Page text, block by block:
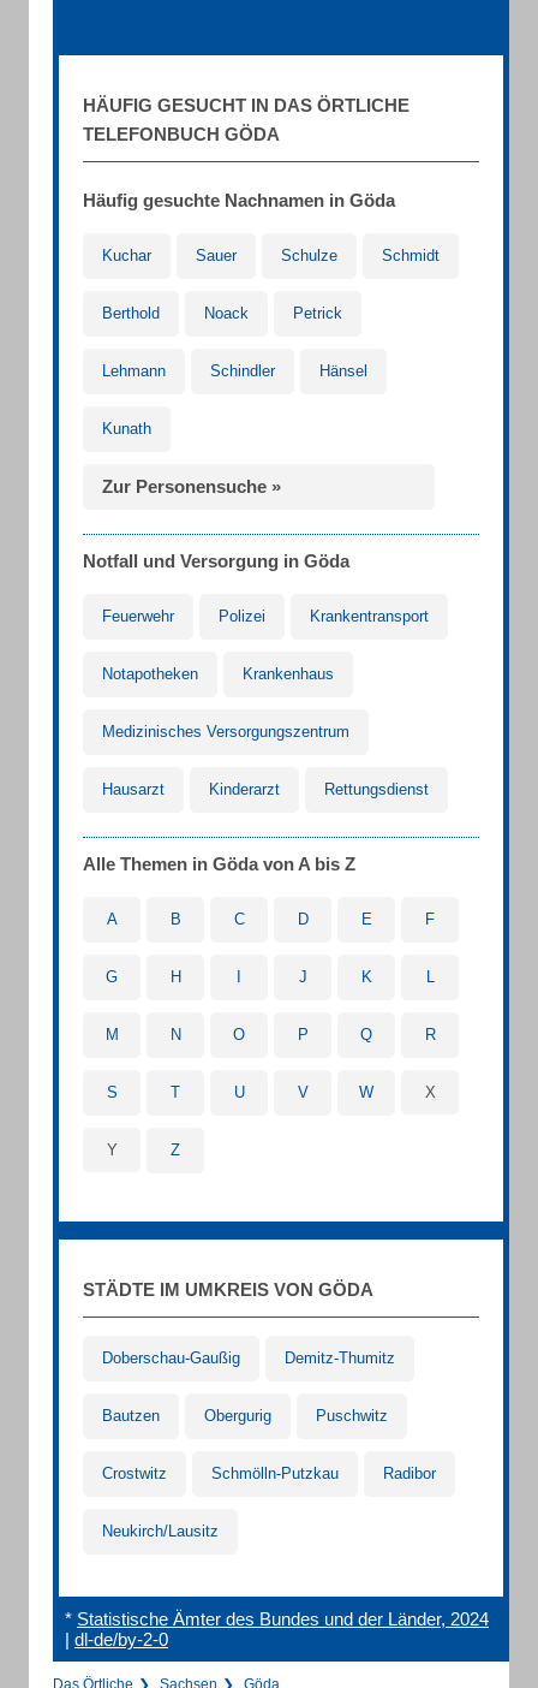
HÄUFIG GESUCHT IN DAS ÖRTLICHE
TELEFONBUCH GÖDA
Häufig gesuchte Nachnamen in Göda
Kuchar Sauer Schulze Schmidt
Berthold Noack Petrick
Lehmann Schindler Hänsel
Kunath
Zur Personensuche »
Notfall und Versorgung in Göda
Feuerwehr Polizei Krankentransport
Notapotheken Krankenhaus
Medizinisches Versorgungszentrum
Hausarzt Kinderarzt Rettungsdienst
Alle Themen in Göda von A bis Z
A B C D E F
G H J K L
M N O P Q R
S T U V W X
Y Z
STÄDTE IM UMKREIS VON GÖDA
Doberschau-Gaußig Demitz-Thumitz
Bautzen Obergurig Puschwitz
Crostwitz Schmölln-Putzkau Radibor
Neukirch/Lausitz
* Statistische Ämter des Bundes und der Länder, 2024
| dl-de/by-2-0
Das Örtliche Sachsen Göda